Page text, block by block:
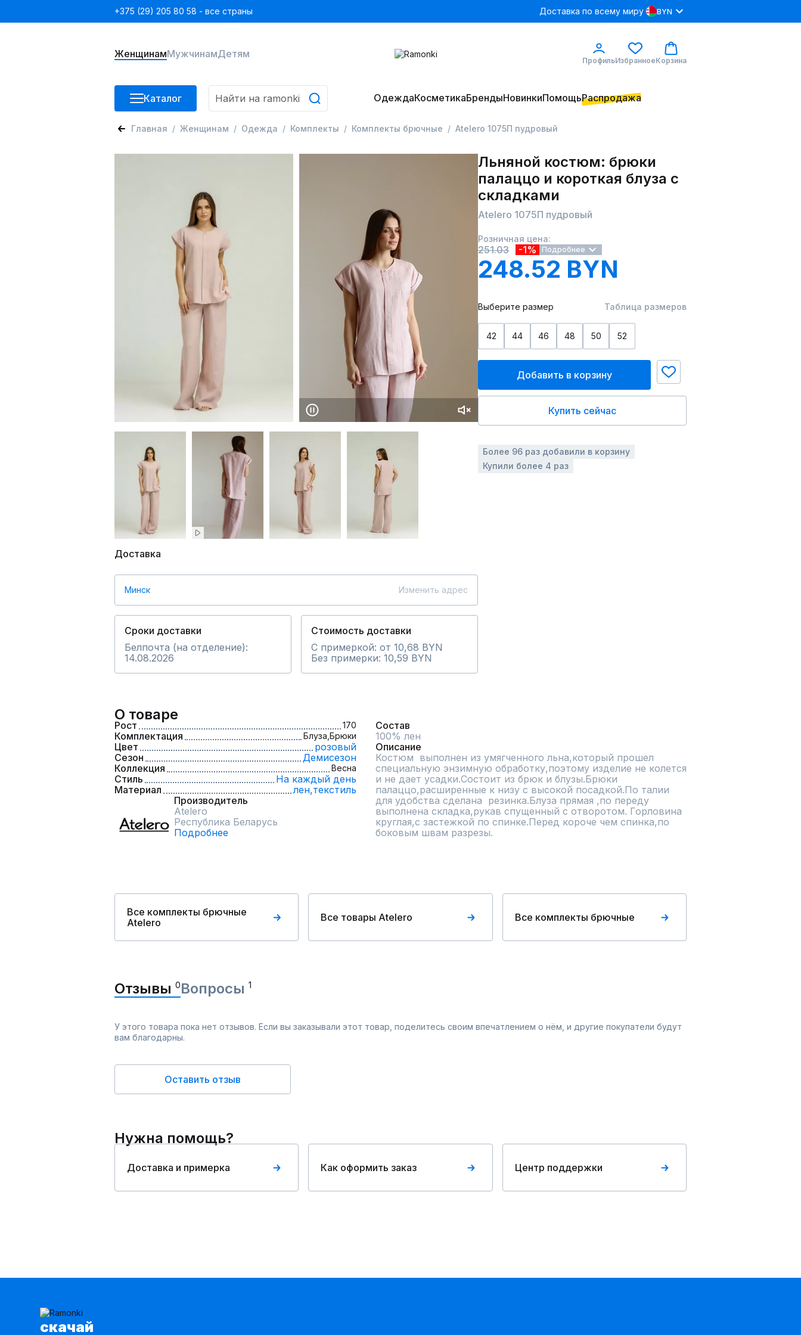
+375 (29) 205 80 58 - все страны Доставка по всему миру BYN
ЖенщинамМужчинамДетям
ПрофильИзбранноеКорзина
Каталог ОдеждаКосметикаБрендыНовинкиПомощьРаспродажа
Главная Женщинам Одежда Комплекты Комплекты брючные Atelero 1075П пудровый
Доставка
Минск Изменить адрес
Сроки доставки
Белпочта (на отделение):
14.08.2026
Стоимость доставки
С примеркой: от 10,68 BYN
Без примерки: 10,59 BYN
Льняной костюм: брюки
палаццо и короткая блуза с
складками
Atelero 1075П пудровый
Розничная цена:
251.03 -1% Подробнее
248.52 BYN
Выберите размер Таблица размеров
42 44 46 48 50 52
Добавить в корзину
Купить сейчас
Более 96 раз добавили в корзину
Купили более 4 раз
О товаре
Рост 170
Комплектация Блуза, Брюки
Цвет
розовый
Сезон
Демисезон
Коллекция
Весна
Стиль
На каждый день
Материал
лен,текстиль
Производитель
Atelero
Республика Беларусь
Подробнее
Состав
100% лен
Описание
Костюм  выполнен из умягченного льна,который прошел
специальную энзимную обработку,поэтому изделие не колется
и не дает усадки.Состоит из брюк и блузы.Брюки
палаццо,расширенные к низу с высокой посадкой.По талии
для удобства сделана  резинка.Блуза прямая ,по переду
выполнена складка,рукав спущенный с отворотом. Горловина
круглая,с застежкой по спинке.Перед короче чем спинка,по
боковым швам разрезы.
Все комплекты брючные
Atelero
Все товары Atelero Все комплекты брючные
Отзывы 0Вопросы 1
У этого товара пока нет отзывов. Если вы заказывали этот товар, поделитесь своим впечатлением о нём, и другие покупатели будут
вам благодарны.
Оставить отзыв
Нужна помощь?
Доставка и примерка Как оформить заказ Центр поддержки
cкачай